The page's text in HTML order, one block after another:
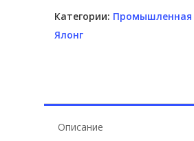
Категории: Промышленная
Ялонг
Описание